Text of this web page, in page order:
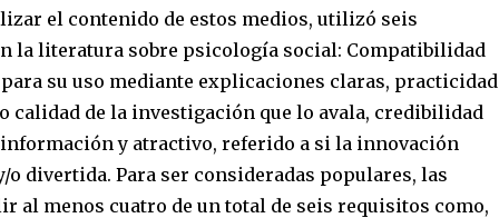
el contenido de estos medios, utilizó seis
la literatura sobre psicología social: Compatibilidad
su uso mediante explicaciones claras, practicidad
calidad de la investigación que lo avala, credibilidad
información y atractivo, referido a si la innovación
divertida. Para ser consideradas populares, las
al menos cuatro de un total de seis requisitos como,